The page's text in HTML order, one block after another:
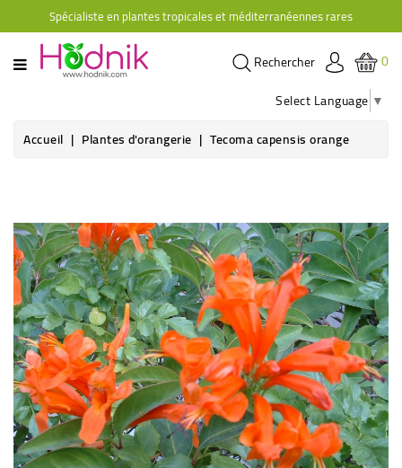
Spécialiste en plantes tropicales et méditerranéennes rares
CATÉGORIE
PLANTES
GRIMPANTES
HIBISCUS
BRUGMANSIAS
PLANTES
RUSTIQUES
PLANTES
RETOMBANTES
CACTÉES
-
PLANTES
GRASSES
0
Rechercher
Select Language ▼
Accueil
Plantes d'orangerie Tecoma capensis orange